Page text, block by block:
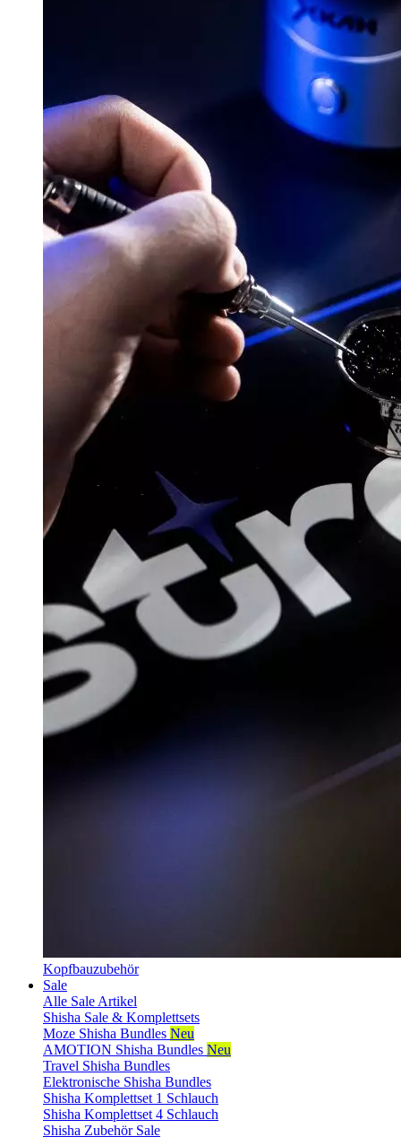
Kopfbauzubehör
Sale
Alle Sale Artikel
Shisha Sale & Komplettsets
Moze Shisha Bundles Neu
AMOTION Shisha Bundles Neu
Travel Shisha Bundles
Elektronische Shisha Bundles
Shisha Komplettset 1 Schlauch
Shisha Komplettset 4 Schlauch
Shisha Zubehör Sale